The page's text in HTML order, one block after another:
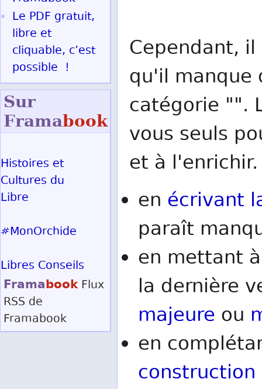
Cependant,
qu'il manque
catégorie "".
vous seuls
et à l'enrichir.
en écrivant
paraît
en mettant
la dernière
majeure ou
en
construction
Le PDF gratuit,
libre et
cliquable, c’est
possible !
Sur
Framabook
Histoires et
Cultures du
Libre
#MonOrchide
Libres Conseils
Framabook Flux
RSS de
Framabook